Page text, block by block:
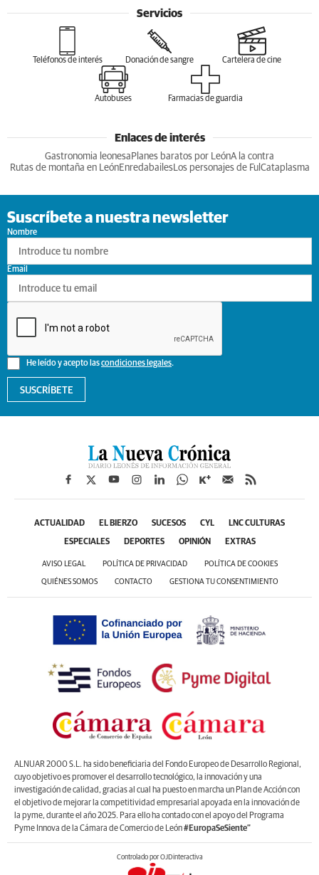
Servicios
Teléfonos de interés Donación de sangre Cartelera de cine
Autobuses Farmacias de guardia
Enlaces de interés
Gastronomia leonesa Planes baratos por LeónA la contra
Rutas de montaña en LeónEnredabailesLos personajes de Ful Cataplasma
Suscríbete a nuestra newsletter
Nombre
He leído y acepto lascondiciones legales.
Email
SUSCRÍBETE
ACTUALIDAD EL BIERZO SUCESOS CYL LNC CULTURAS
ESPECIALES DEPORTES OPINIÓN EXTRAS
AVISO LEGAL POLÍTICA DE PRIVACIDAD POLÍTICA DE COOKIES
QUIÉNES SOMOS CONTACTO GESTIONA TU CONSENTIMIENTO
ALNUAR 2000 S.L. ha sido beneficiaria del Fondo Europeo de Desarrollo Regional,
cuyo objetivo es promover el desarrollo tecnológico, la innovación y una
investigación de calidad, gracias al cual ha puesto en marcha un Plan de Acción con
el objetivo de mejorar la competitividad empresarial apoyada en la innovación de
la pyme, durante el año 2025. Para ello ha contado con el apoyo del Programa
Pyme Innova de la Cámara de Comercio de León#EuropaSeSiente”
Controlado por OJDinteractiva